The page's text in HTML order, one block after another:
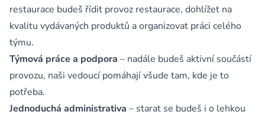
restaurace budeš řídit provoz restaurace, dohlížet na
kvalitu vydávaných produktů a organizovat práci celého
týmu.
Týmová práce a podpora – nadále budeš aktivní součástí
provozu, naši vedoucí pomáhají všude tam, kde je to
potřeba.
Jednoduchá administrativa – starat se budeš i o lehkou